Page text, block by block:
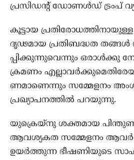
പ്രസിഡൻ്റ് ഡോണൾഡ് ട്രംപ് വ്യ
കൂട്ടായ
ദൃഢമായ പ്രതിബദ്ധത തങ്ങൾ
പ്പിക്കുന്നുവെന്നും ഒരാൾക്കു
ക്രമണം
ണമാണെന്നും സമ്മേളനം
പ്രഖ്യാപനത്തിൽ പറയുന്നു.
യുക്രെയ്നു ശക്തമായ പിന്തുണ
ആവശ്യകത സമ്മേളനം
ഉയർത്തുന്ന ഭീഷണിയുടെ